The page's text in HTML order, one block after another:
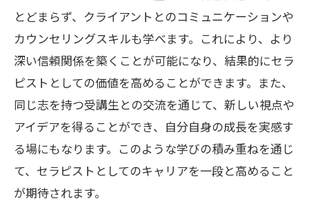
セラピスト通信講座でのスキルが拓く多
様な職種
セラピスト通信講座を通じて得られる職
業の幅
セラピスト通信講座での資格取得がもたらす
自信
セラピスト通信講座の資格取得が自信を
高める理由
資格取得で得られるセラピスト通信講座
とどまらず、クライアントとのコミュニケーションや
カウンセリングスキルも学べます。これにより、より
深い信頼関係を築くことが可能になり、結果的にセラ
ピストとしての価値を高めることができます。また、
同じ志を持つ受講生との交流を通じて、新しい視点や
アイデアを得ることができ、自分自身の成長を実感す
る場にもなります。このような学びの積み重ねを通じ
て、セラピストとしてのキャリアを一段と高めること
が期待されます。